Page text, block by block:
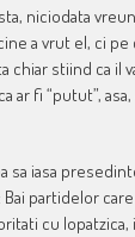
niciodata
a vrut el, ci
chiar stiind ca il
ar fi “putut”,
sa iasa
partidelor
cu lopatzica,